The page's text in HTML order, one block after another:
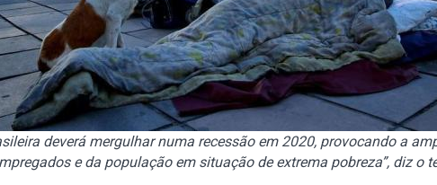
deverá mergulhar numa recessão em 2020, provocando a
e da população em situação de extrema pobreza”, diz o